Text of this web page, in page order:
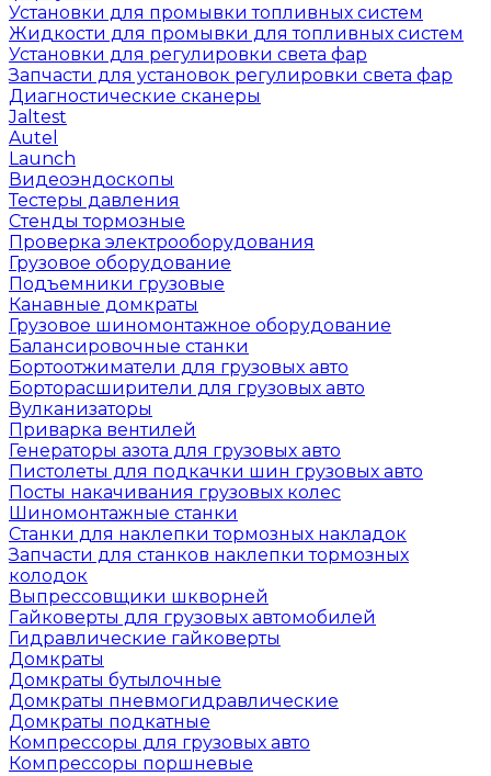
Установки для промывки топливных систем
Жидкости для промывки для топливных систем
Установки для регулировки света фар
Запчасти для установок регулировки света фар
Диагностические сканеры
Jaltest
Autel
Launch
Видеоэндоскопы
Тестеры давления
Стенды тормозные
Проверка электрооборудования
Грузовое оборудование
Подъемники грузовые
Канавные домкраты
Грузовое шиномонтажное оборудование
Балансировочные станки
Бортоотжиматели для грузовых авто
Борторасширители для грузовых авто
Вулканизаторы
Приварка вентилей
Генераторы азота для грузовых авто
Пистолеты для подкачки шин грузовых авто
Посты накачивания грузовых колес
Шиномонтажные станки
Станки для наклепки тормозных накладок
Запчасти для станков наклепки тормозных
колодок
Выпрессовщики шкворней
Гайковерты для грузовых автомобилей
Гидравлические гайковерты
Домкраты
Домкраты бутылочные
Домкраты пневмогидравлические
Домкраты подкатные
Компрессоры для грузовых авто
Компрессоры поршневые